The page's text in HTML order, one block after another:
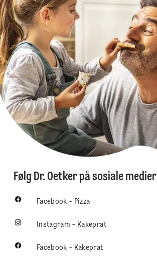
Følg Dr. Oetker på sosiale medier
Facebook - Pizza
Instagram - Kakeprat
Facebook - Kakeprat